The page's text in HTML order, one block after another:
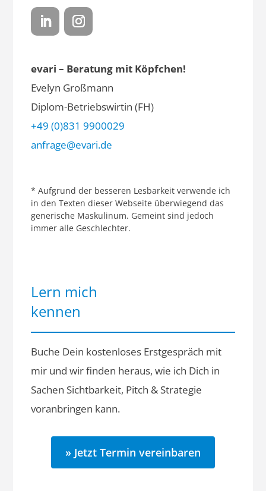
evari – Beratung mit Köpfchen!
Evelyn Großmann
Diplom-Betriebswirtin (FH)
+49 (0)831 9900029
anfrage@evari.de
* Aufgrund der besseren Lesbarkeit verwende ich
in den Texten dieser Webseite überwiegend das
generische Maskulinum. Gemeint sind jedoch
immer alle Geschlechter.
Lern mich
kennen
Buche Dein kostenloses Erstgespräch mit
mir und wir finden heraus, wie ich Dich in
Sachen Sichtbarkeit, Pitch & Strategie
voranbringen kann.
» Jetzt Termin vereinbaren